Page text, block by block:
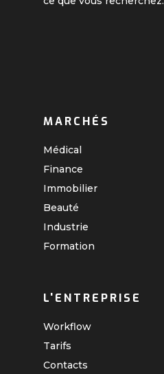
MARCHÉS
Médical
Finance
Immobilier
Beauté
Industrie
Formation
L'ENTREPRISE
Workflow
Tarifs
Contacts